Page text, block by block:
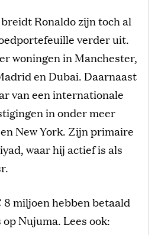
Ronaldo zijn toch al
verder uit.
woningen in Manchester,
en Dubai. Daarnaast
van een internationale
in onder meer
New York. Zijn primaire
waar hij actief is als
8 miljoen hebben betaald
op Nujuma. Lees ook: